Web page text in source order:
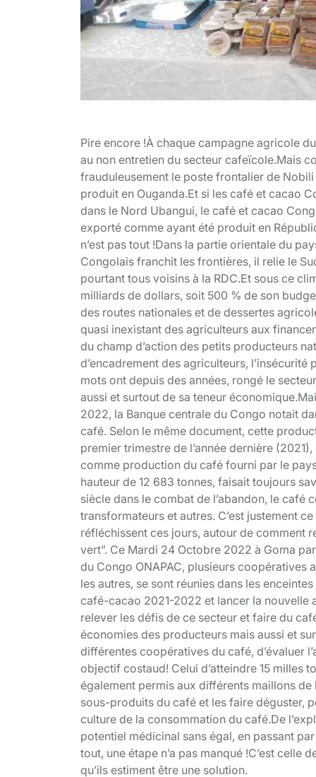
Pire encore !À chaque campagne agricole
au non entretien du secteur cafeïcole.Mais
frauduleusement le poste frontalier de
produit en Ouganda.Et si les café et cacao
dans le Nord Ubangui, le café et cacao
exporté comme ayant été produit en
n’est pas tout !Dans la partie orientale du
Congolais franchit les frontières, il relie le
pourtant tous voisins à la RDC.Et sous ce
milliards de dollars, soit 500 % de son
des routes nationales et de dessertes
quasi inexistant des agriculteurs aux
du champ d’action des petits producteurs
d’encadrement des agriculteurs,
mots ont depuis des années, rongé le
aussi et surtout de sa teneur
2022, la Banque centrale du Congo notait
café. Selon le même document, cette
premier trimestre de l’année dernière
comme production du café fourni par le
hauteur de 12 683 tonnes, faisait toujours
siècle dans le combat de l’abandon, le
transformateurs et autres. C’est justement
réfléchissent ces jours, autour de comment
vert”. Ce Mardi 24 Octobre 2022 à Goma
du Congo ONAPAC, plusieurs
les autres, se sont réunies dans les
café-cacao 2021-2022 et lancer la nouvelle
relever les défis de ce secteur et faire du
économies des producteurs mais aussi et
différentes coopératives du café, d’évaluer
objectif costaud! Celui d’atteindre 15 milles
également permis aux différents maillons
sous-produits du café et les faire déguster,
culture de la consommation du café.De
potentiel médicinal sans égal, en passant
tout, une étape n’a pas manqué !C’est
qu’ils estiment être une solution.